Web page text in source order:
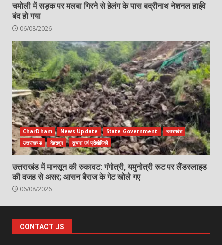
चमोली में सड़क पर मलबा गिरने से हेलंग के पास बद्रीनाथ नेशनल हाईवे
बंद हो गया
06/08/2026
CharDham News Update State Government
उत्तराखंड
उत्तराखण्ड
देहरादून सुचना एवं प्रोद्योगिकी
उत्तराखंड में मानसून की रुकावट: गंगोत्री, यमुनोत्री रूट पर लैंडस्लाइड
की वजह से असर; आसन बैराज के गेट खोले गए
06/08/2026
CONTACT US